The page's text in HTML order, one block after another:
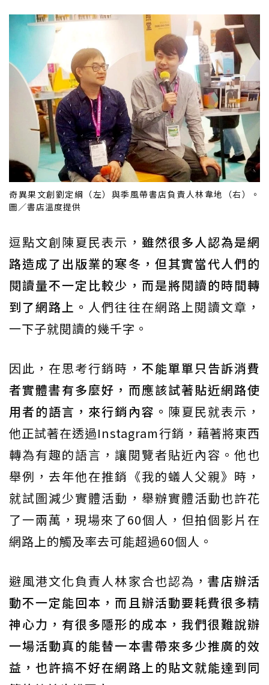
奇異果文創劉定綱（左）與季風帶書店負責人林韋地（右）。
圖／書店溫度提供
逗點文創陳夏民表示， 雖然很多人認為是網
路造成了出版業的寒冬，但其實當代人們的
閱讀量不一定比較少，而是將閱讀的時間轉
到了網路上。 人們往往在網路上閱讀文章，
一下子就閱讀的幾千字。
因此，在思考行銷時， 不能單單只告訴消費
者實體書有多麼好，而應該試著貼近網路使
用者的語言，來行銷內容。 陳夏民就表示，
他正試著在透過Instagram行銷，藉著將東西
轉為有趣的語言，讓閱覽者貼近內容。他也
舉例，去年他在推銷《我的蟻人父親》時，
就試圖減少實體活動，舉辦實體活動也許花
了一兩萬，現場來了60個人，但拍個影片在
網路上的觸及率去可能超過60個人。
避風港文化負責人林家合也認為， 書店辦活
動不一定能回本，而且辦活動要耗費很多精
神心力，有很多隱形的成本，我們很難說辦
一場活動真的能替一本書帶來多少推廣的效
益，也許搞不好在網路上的貼文就能達到同